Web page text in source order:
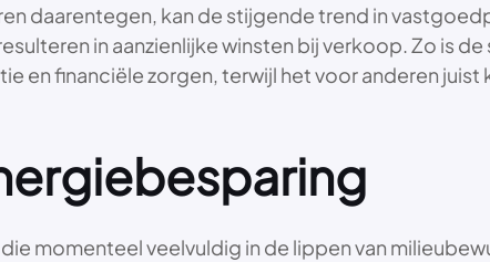
daarentegen, kan de stijgende trend in
in aanzienlijke winsten bij verkoop. Zo is
en financiële zorgen, terwijl het voor anderen
momenteel veelvuldig in de lippen van